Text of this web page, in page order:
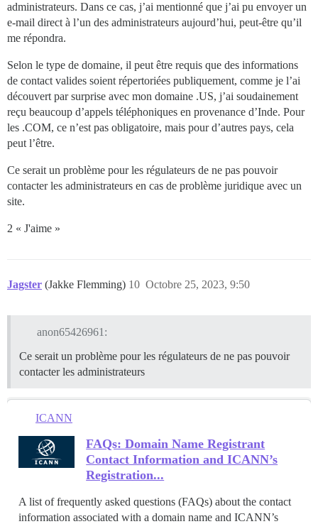
administrateurs. Dans ce cas, j’ai mentionné que j’ai pu envoyer un
e-mail direct à l’un des administrateurs aujourd’hui, peut-être qu’il
me répondra.
Selon le type de domaine, il peut être requis que des informations
de contact valides soient répertoriées publiquement, comme je l’ai
découvert par surprise avec mon domaine .US, j’ai soudainement
reçu beaucoup d’appels téléphoniques en provenance d’Inde. Pour
les .COM, ce n’est pas obligatoire, mais pour d’autres pays, cela
peut l’être.
Ce serait un problème pour les régulateurs de ne pas pouvoir
contacter les administrateurs en cas de problème juridique avec un
site.
2 « J'aime »
Jagster (Jakke Flemming) Octobre 25, 2023, 9:50
10
anon65426961:
Ce serait un problème pour les régulateurs de ne pas pouvoir
contacter les administrateurs
ICANN
FAQs: Domain Name Registrant
Contact Information and ICANN’s
Registration...
A list of frequently asked questions (FAQs) about the contact
information associated with a domain name and ICANN’s